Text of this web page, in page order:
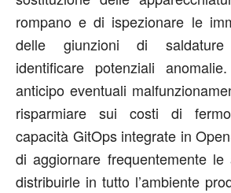
rompano e di ispezionare le
delle giunzioni di
identificare potenziali
anticipo eventuali
risparmiare sui costi di
capacità GitOps integrate in
di aggiornare frequentemente
distribuirle in tutto l’ambiente